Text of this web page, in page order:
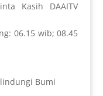
Kasih DAAITV
06.15 wib; 08.45
Bumi